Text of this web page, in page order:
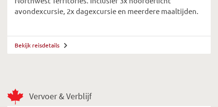
Vervoer & Verblijf
avondexcursie, 2x dagexcursie en meerdere maaltijden.
Bekijk reisdetails